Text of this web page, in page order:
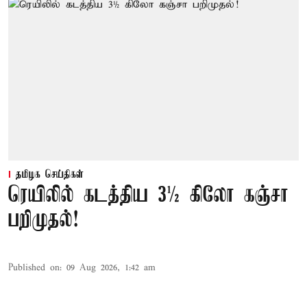
தமிழக செய்திகள்
ரெயிலில் கடத்திய 3½ கிலோ கஞ்சா
பறிமுதல்!
Published on: 09 Aug 2026, 1:42 am